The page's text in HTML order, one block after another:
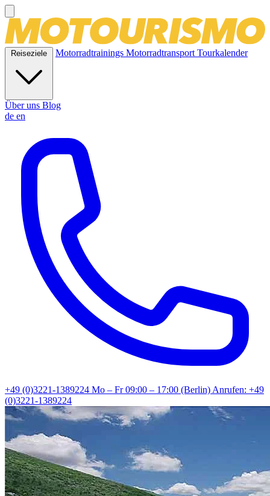
Reiseziele Motorradtrainings MotorradtransportTourkalender
Über uns Blog
de en
+49 (0)3221-1389224 Mo – Fr 09:00 – 17:00 (Berlin)Anrufen: +49
(0)3221-1389224